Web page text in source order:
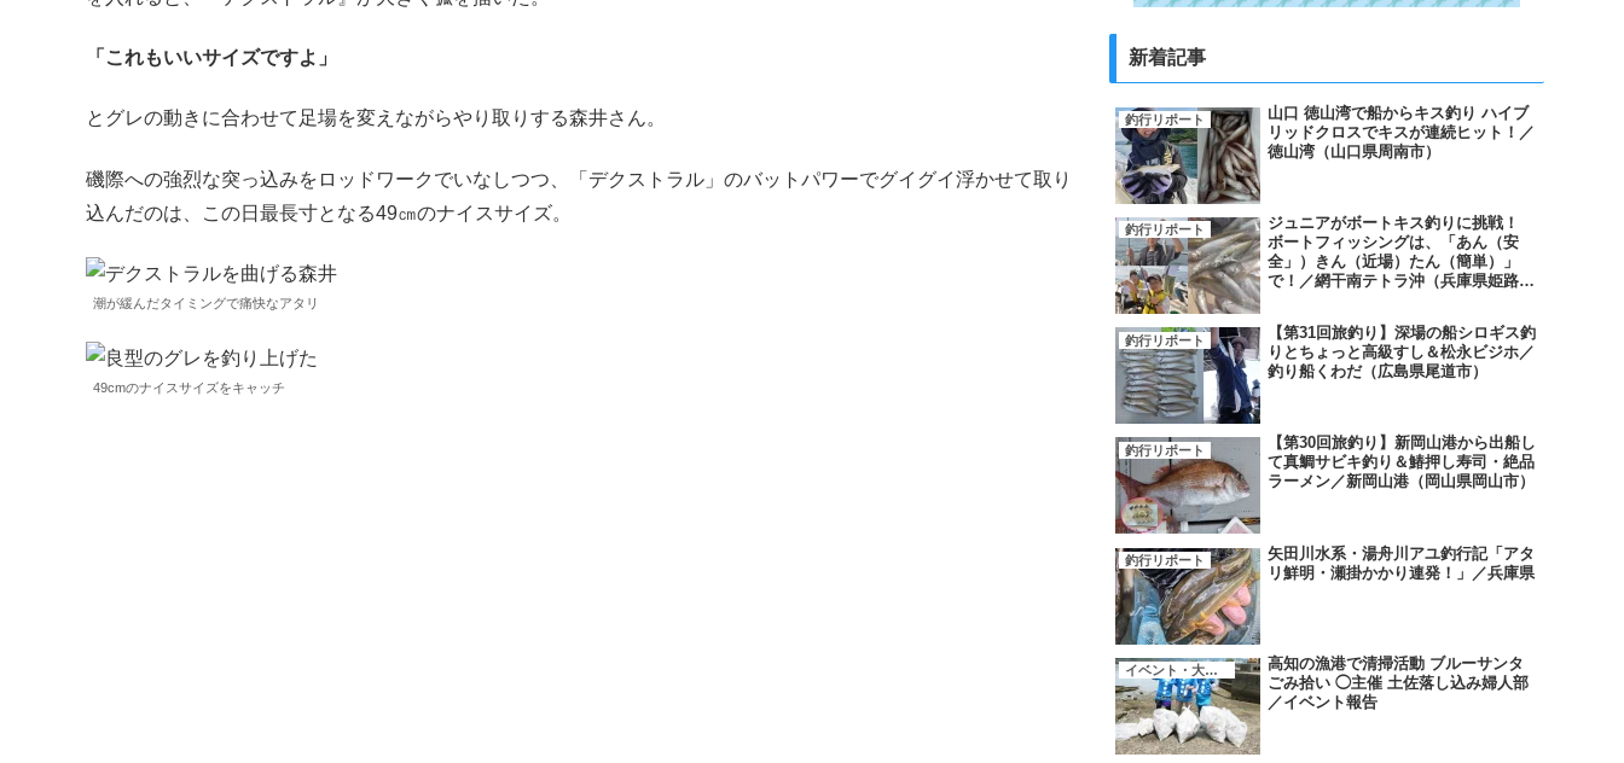
「これもいいサイズですよ」
とグレの動きに合わせて足場を変えながらやり取りする森井さん。
磯際への強烈な突っ込みをロッドワークでいなしつつ、「デクストラル」のバットパワーでグイグイ浮かせて取り
込んだのは、この日最長寸となる49㎝のナイスサイズ。
潮が緩んだタイミングで痛快なアタリ
49cmのナイスサイズをキャッチ
新着記事
釣行リポート
山口 徳山湾で船からキス釣り ハイブ
リッドクロスでキスが連続ヒット！／
徳山湾（山口県周南市）
釣行リポート
ジュニアがボートキス釣りに挑戦！
ボートフィッシングは、「あん（安
全」）きん（近場）たん（簡単）」
で！／網干南テトラ沖（兵庫県姫路
釣行リポート
【第31回旅釣り】深場の船シロギス釣
りとちょっと高級すし＆松永ビジホ／
釣り船くわだ（広島県尾道市）
釣行リポート
【第30回旅釣り】新岡山港から出船し
て真鯛サビキ釣り＆鰆押し寿司・絶品
ラーメン／新岡山港（岡山県岡山市）
釣行リポート
矢田川水系・湯舟川アユ釣行記「アタ
リ鮮明・瀬掛かかり連発！」／兵庫県
イベント・大会・キャンペーン
高知の漁港で清掃活動 ブルーサンタ
ごみ拾い ◯主催 土佐落し込み婦人部
／イベント報告